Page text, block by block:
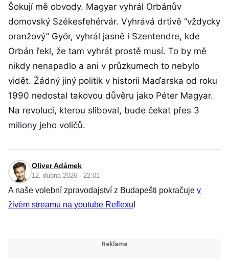
Šokují mě obvody. Magyar vyhrál Orbánův
domovský Székesfehérvár. Vyhrává drtivě “vždycky
oranžový” Győr, vyhrál jasně i Szentendre, kde
Orbán řekl, že tam vyhrát prostě musí. To by mě
nikdy nenapadlo a ani v průzkumech to nebylo
vidět. Žádný jiný politik v historii Maďarska od roku
1990 nedostal takovou důvěru jako Péter Magyar.
Na revoluci, kterou sliboval, bude čekat přes 3
miliony jeho voličů.
Oliver Adámek
12. dubna 2026 · 22:01
A naše volební zpravodajství z Budapešti pokračuje v
živém streamu na youtube Reflexu!